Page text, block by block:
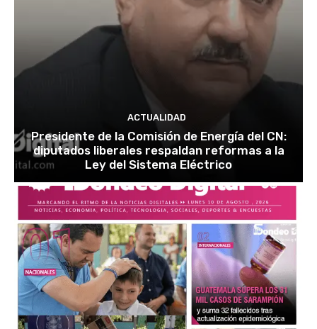
ACTUALIDAD
Presidente de la Comisión de Energía del CN:
diputados liberales respaldan reformas a la
Ley del Sistema Eléctrico